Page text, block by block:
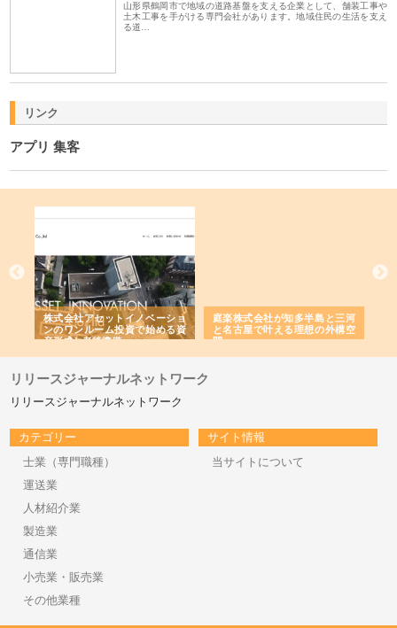
山形県鶴岡市で地域の道路基盤を支える企業として、舗装工事や
土木工事を手がける専門会社があります。地域住民の生活を支え
る道…
リンク
アプリ 集客
株式会社アセットイノベーショ
ンのワンルーム投資で始める資
産形成と老後準備
庭楽株式会社が知多半島と三河
と名古屋で叶える理想の外構空
間
リリースジャーナルネットワーク
リリースジャーナルネットワーク
カテゴリー
士業（専門職種）
運送業
人材紹介業
製造業
通信業
小売業・販売業
その他業種
サイト情報
当サイトについて